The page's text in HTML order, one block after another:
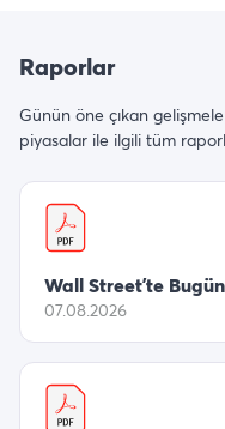
Raporlar
Günün öne çıkan
piyasalar ile ilgili tüm
Wall Street’te Bugün
07.08.2026